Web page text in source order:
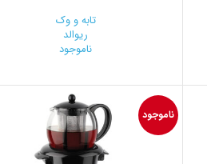
تابه و وک
ریوالد
ناموجود
ناموجود